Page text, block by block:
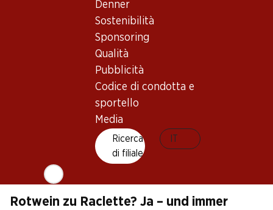
Denner
Sostenibilità
Sponsoring
Qualità
Pubblicità
Codice di condotta e
sportello
Media
Ricerca
di filiale
Zu Raclette passen daher besonders gut Schweizer
Fendant aus dem Wallis
Weisswein ohne Holzfass
Diese Weine unterstützen die cremige Textur des Käses,
ohne sie zu überdecken.
Rotwein zu Raclette? Ja – und immer